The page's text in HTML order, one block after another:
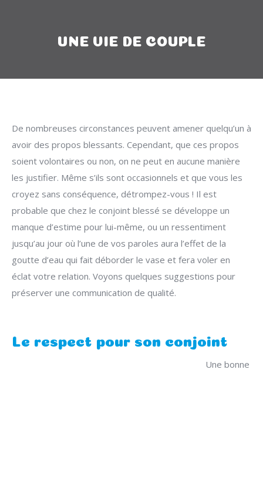
UNE VIE DE COUPLE
De nombreuses circonstances peuvent amener quelqu’un à
avoir des propos blessants. Cependant, que ces propos
soient volontaires ou non, on ne peut en aucune manière
les justifier. Même s’ils sont occasionnels et que vous les
croyez sans conséquence, détrompez-vous ! Il est
probable que chez le conjoint blessé se développe un
manque d’estime pour lui-même, ou un ressentiment
jusqu’au jour où l’une de vos paroles aura l’effet de la
goutte d’eau qui fait déborder le vase et fera voler en
éclat votre relation. Voyons quelques suggestions pour
préserver une communication de qualité.
Le respect pour son conjoint
Une bonne